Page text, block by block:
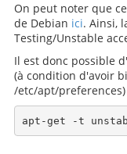
On peut noter que
de Debian ici. Ainsi,
Testing/Unstable
Il est donc possible
(à condition d'avoir
/etc/apt/